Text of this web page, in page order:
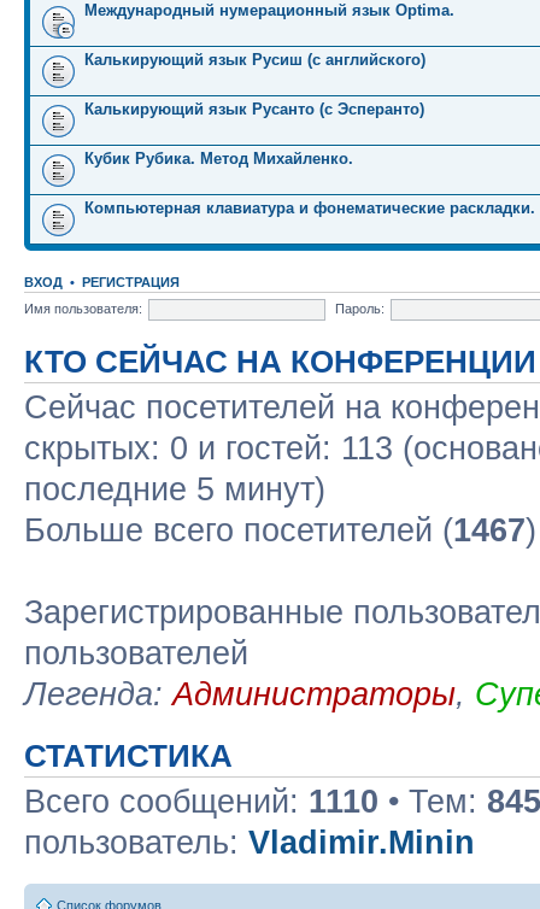
Международный нумерационный язык Optima.
Калькирующий язык Русиш (с английского)
Калькирующий язык Русанто (с Эсперанто)
Кубик Рубика. Метод Михайленко.
Компьютерная клавиатура и фонематические раскладки.
ВХОД • РЕГИСТРАЦИЯ
Имя пользователя:
Пароль:
КТО СЕЙЧАС НА КОНФЕРЕНЦИИ
Сейчас посетителей на
скрытых: 0 и гостей: 113
последние 5 минут)
Больше всего посетителей (1467
Зарегистрированные
пользователей
Легенда:Администраторы,
СТАТИСТИКА
Всего сообщений: 1110 • Тем: 845
пользователь: Vladimir.Minin
Список форумов